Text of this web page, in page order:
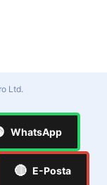
Ltd.
WhatsApp
🔴 E-Posta